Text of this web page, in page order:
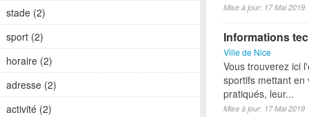
Mise à jour: 17 Mai 2019
Informations
Ville de Nice
Vous trouverez ici
sportifs mettant en
pratiqués, leur...
Mise à jour: 17 Mai 2019
stade (2)
sport (2)
horaire (2)
adresse (2)
activité (2)